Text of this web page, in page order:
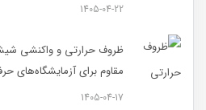
1405-04-22
ظروف حرارتی و واکنشی
مقاوم برای آزمایشگاه‌های
1405-04-17